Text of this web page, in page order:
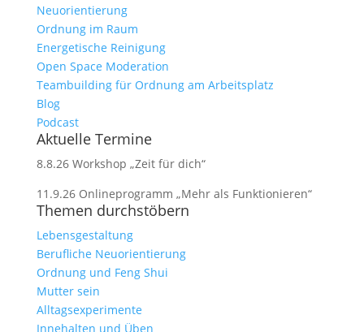
Neuorientierung
Ordnung im Raum
Energetische Reinigung
Open Space Moderation
Teambuilding für Ordnung am Arbeitsplatz
Blog
Podcast
Aktuelle Termine
8.8.26 Workshop „Zeit für dich“
11.9.26 Onlineprogramm „Mehr als Funktionieren“
Themen durchstöbern
Lebensgestaltung
Berufliche Neuorientierung
Ordnung und Feng Shui
Mutter sein
Alltagsexperimente
Innehalten und Üben